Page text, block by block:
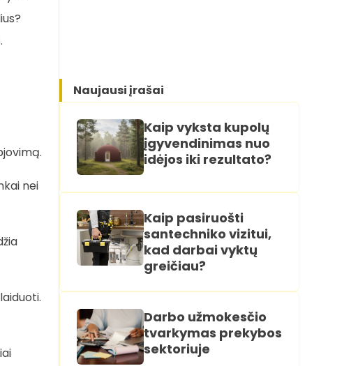
nei
Naujausi įrašai
Kaip vyksta kupolų
įgyvendinimas nuo
idėjos iki rezultato?
Kaip pasiruošti
santechniko vizitui,
kad darbai vyktų
greičiau?
Darbo užmokesčio
tvarkymas prekybos
sektoriuje